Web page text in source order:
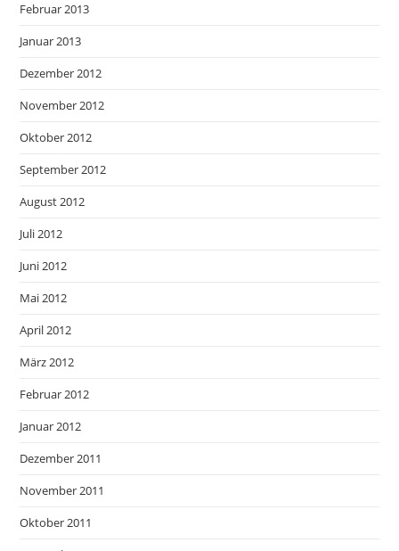
Februar 2013
Januar 2013
Dezember 2012
November 2012
Oktober 2012
September 2012
August 2012
Juli 2012
Juni 2012
Mai 2012
April 2012
März 2012
Februar 2012
Januar 2012
Dezember 2011
November 2011
Oktober 2011